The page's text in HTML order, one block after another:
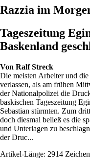
Razzia im
Tageszeitung
Baskenland
Von Ralf Streck
Die meisten Arbeiter und
verlassen, als am frühen
der Nationalpolizei die
baskischen Tageszeitung
Sebastian stürmten. Zum
doch diesmal beließ es die
und Unterlagen zu
der Druc...
Artikel-Länge: 2914 Zeichen